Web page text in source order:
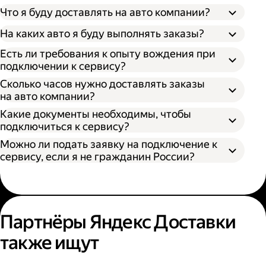
Что я буду доставлять на авто компании?
На каких авто я буду выполнять заказы?
Есть ли требования к опыту вождения при
подключении к сервису?
Сколько часов нужно доставлять заказы
на авто компании?
Какие документы необходимы, чтобы
подключиться к сервису?
Можно ли подать заявку на подключение к
сервису, если я не гражданин России?
Партнёры Яндекс Доставки
также ищут